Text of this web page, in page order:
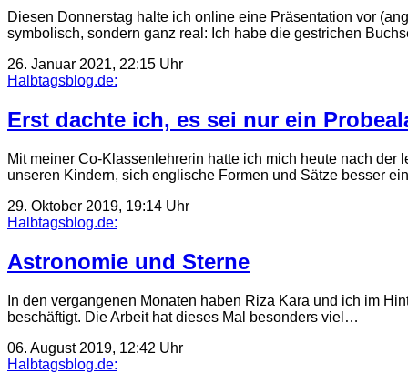
Diesen Donnerstag halte ich online eine Präsentation vor
symbolisch, sondern ganz real: Ich habe die gestrichen
26. Januar 2021, 22:15 Uhr
Halbtagsblog.de:
Erst dachte ich, es sei nur ein
Mit meiner Co-Klassenlehrerin hatte ich mich heute nach
unseren Kindern, sich englische Formen und Sätze besser
29. Oktober 2019, 19:14 Uhr
Halbtagsblog.de:
Astronomie und Sterne
In den vergangenen Monaten haben Riza Kara und ich im
beschäftigt. Die Arbeit hat dieses Mal besonders viel…
06. August 2019, 12:42 Uhr
Halbtagsblog.de: